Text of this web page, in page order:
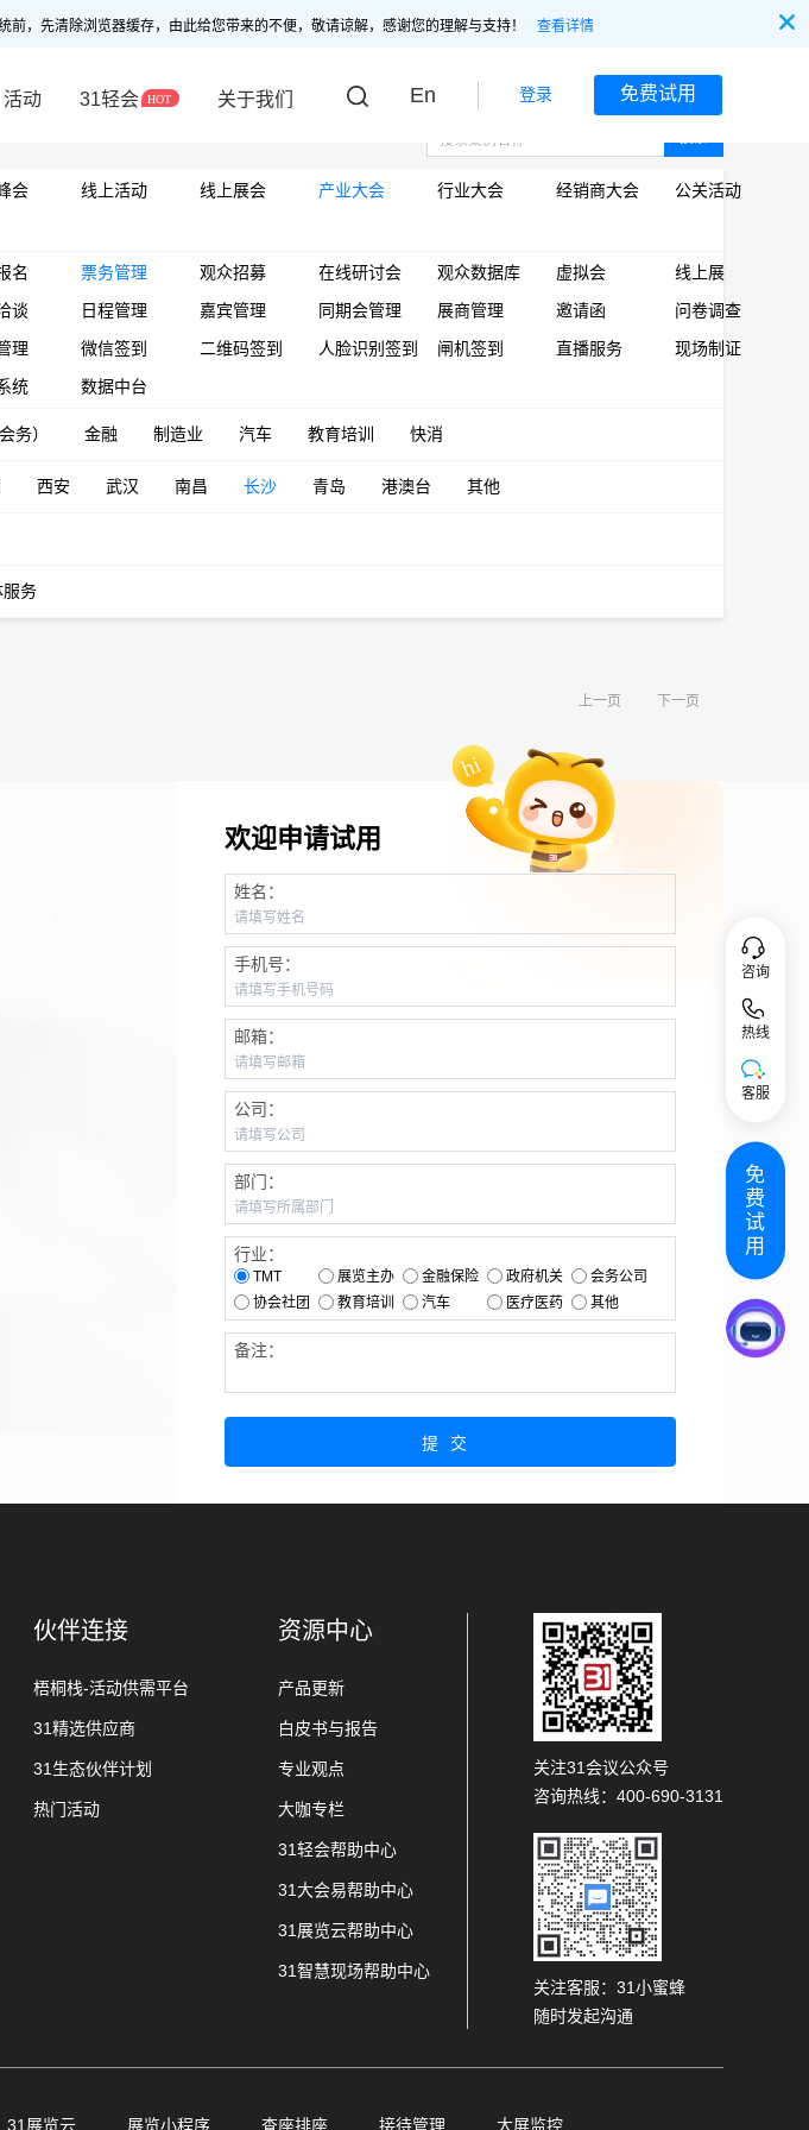
，先清除浏览器缓存，由此给您带来的不便，敬请谅解，感谢您的理解与支持！ 查看详情
活动 31轻会 关于我们 En 登录 免费试用
会 线上活动 线上展会 产业大会 行业大会 经销商大会
公关活动
名 票务管理 观众招募 在线研讨会 观众数据库 虚拟会
线上展
谈 日程管理 嘉宾管理 同期会管理 展商管理 邀请函
问卷调查
理 微信签到 二维码签到 人脸识别签到 闸机签到 直播服务
现场制证
统 数据中台
务） 金融 制造业 汽车 教育培训 快消
西安 武汉 南昌 长沙 青岛 港澳台 其他
服务
上一页 下一页
欢迎申请试用
姓名：
手机号：
邮箱：
公司：
部门：
行业：
TMT 展览主办 金融保险 政府机关
会务公司
协会社团
教育培训 汽车 医疗医药 其他
备注：
提交
伙伴连接
梧桐栈-活动供需平台
31精选供应商
31生态伙伴计划
热门活动
资源中心
产品更新
白皮书与报告
专业观点
大咖专栏
31轻会帮助中心
31大会易帮助中心
31展览云帮助中心
31智慧现场帮助中心
关注31会议公众号
咨询热线：400-690-3131
关注客服：31小蜜蜂
随时发起沟通
31展览云 展览小程序 查座排座 接待管理 大屏监控
咨询
热线
客服
免
费
试
用